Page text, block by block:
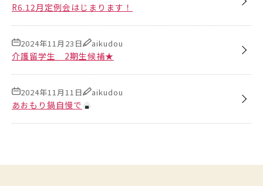
R6.12月定例会はじまります！
介護留学生 2期生候補★
2024年11月23日 aikudou
あおもり鍋自慢で
2024年11月11日 aikudou